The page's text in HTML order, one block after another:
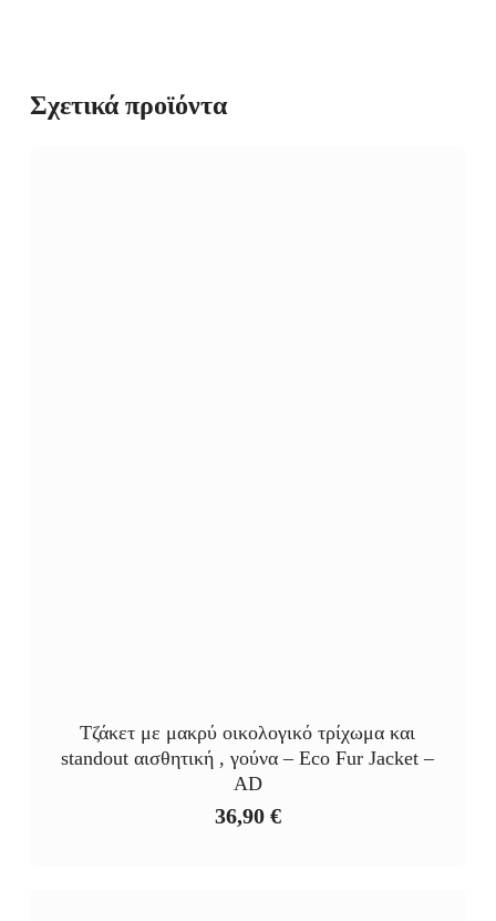
Σχετικά προϊόντα
Τζάκετ με μακρύ οικολογικό τρίχωμα και
standout αισθητική , γούνα – Eco Fur Jacket –
AD
36,90 €